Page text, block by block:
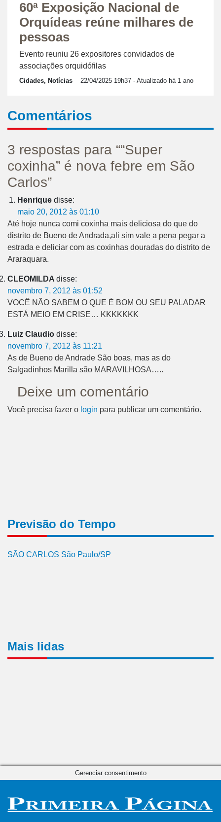
60ª Exposição Nacional de
Orquídeas reúne milhares de
pessoas
Evento reuniu 26 expositores convidados de
associações orquidófilas
Cidades, Notícias 22/04/2025 19h37 - Atualizado há 1 ano
Comentários
3 respostas para ““Super
coxinha” é nova febre em São
Carlos”
Henrique disse:
maio 20, 2012 às 01:10
Até hoje nunca comi coxinha mais deliciosa do que do
distrito de Bueno de Andrada,ali sim vale a pena pegar a
estrada e deliciar com as coxinhas douradas do distrito de
Araraquara.
CLEOMILDA disse:
novembro 7, 2012 às 01:52
VOCÊ NÃO SABEM O QUE É BOM OU SEU PALADAR
ESTÁ MEIO EM CRISE… KKKKKKK
Luiz Claudio disse:
novembro 7, 2012 às 11:21
As de Bueno de Andrade São boas, mas as do
Salgadinhos Marilla são MARAVILHOSA…..
Deixe um comentário
Você precisa fazer o login para publicar um comentário.
Previsão do Tempo
SÃO CARLOS São Paulo/SP
Mais lidas
Gerenciar consentimento